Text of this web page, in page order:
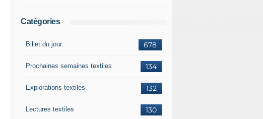
Catégories
678
Billet du jour
134
Prochaines semaines textiles
132
Explorations textiles
130
Lectures textiles